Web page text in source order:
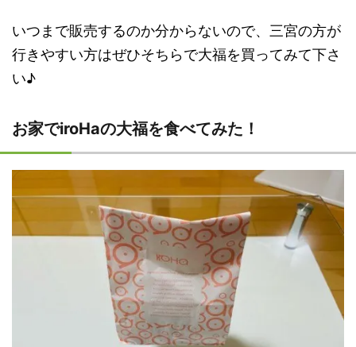
いつまで販売するのか分からないので、三宮の方が
行きやすい方はぜひそちらで大福を買ってみて下さ
い♪
お家でiroHaの大福を食べてみた！